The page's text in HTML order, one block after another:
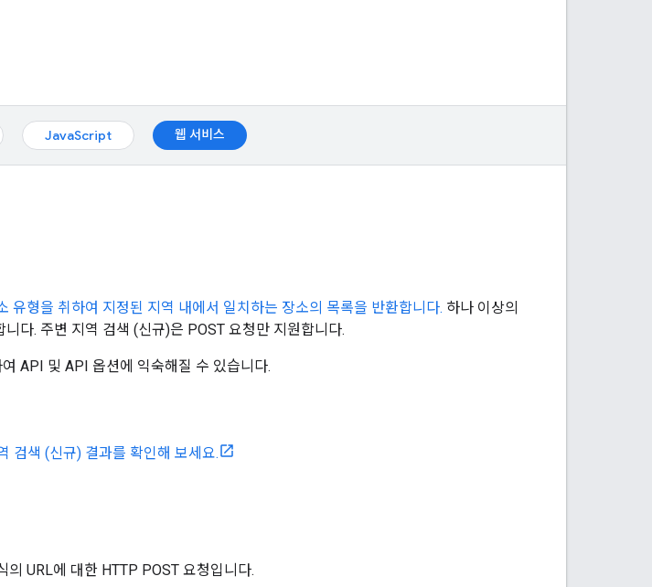
JavaScript 웹 서비스
유형을 취하여 지정된 지역 내에서 일치하는 장소의 목록을 반환합니다. 하나 이상의
니다. 주변 지역 검색 (신규)은 POST 요청만 지원합니다.
API 및 API 옵션에 익숙해질 수 있습니다.
검색 (신규) 결과를 확인해 보세요.
의 URL에 대한 HTTP POST 요청입니다.